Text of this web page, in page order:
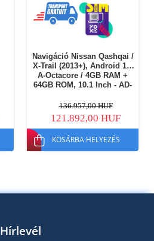
Navigáció Nissan Qashqai /
X-Trail (2013+), Android 13,
A-Octacore / 4GB RAM +
64GB ROM, 10.1 Inch - AD-
136.957,00 HUF
121.892,00 HUF
KOSÁRBA HELYEZÉS
Hírlevél